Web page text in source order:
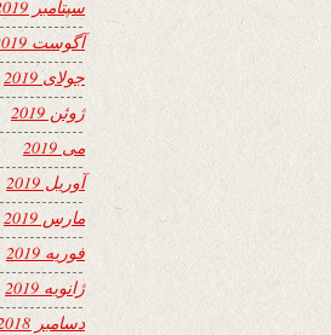
سپتامبر 2019
آگوست 2019
جولای 2019
ژوئن 2019
می 2019
آوریل 2019
مارس 2019
فوریه 2019
ژانویه 2019
دسامبر 2018